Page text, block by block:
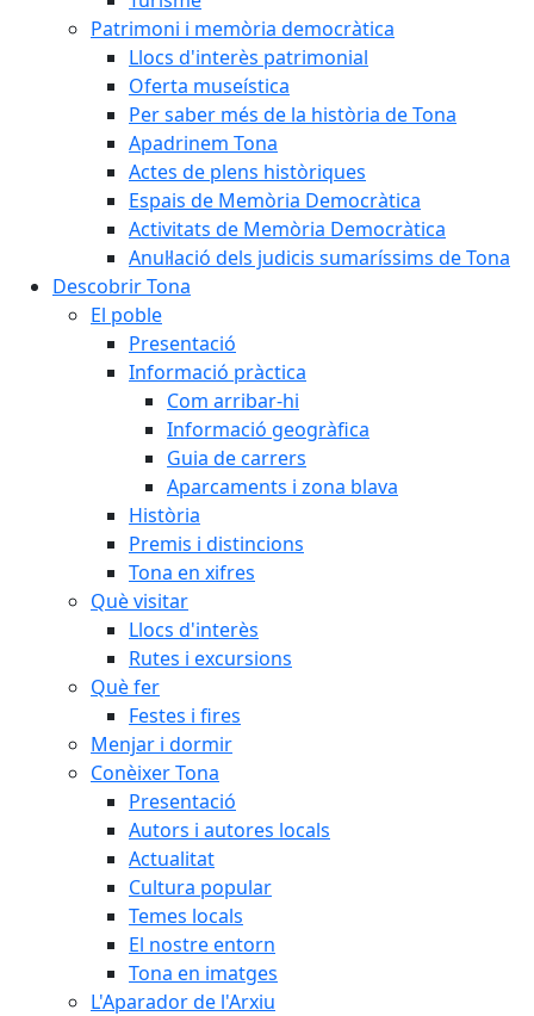
Patrimoni i memòria democràtica
Llocs d'interès patrimonial
Oferta museística
Per saber més de la història de Tona
Apadrinem Tona
Actes de plens històriques
Espais de Memòria Democràtica
Activitats de Memòria Democràtica
Anul·lació dels judicis sumaríssims de Tona
Descobrir Tona
El poble
Presentació
Informació pràctica
Com arribar-hi
Informació geogràfica
Guia de carrers
Aparcaments i zona blava
Història
Premis i distincions
Tona en xifres
Què visitar
Llocs d'interès
Rutes i excursions
Què fer
Festes i fires
Menjar i dormir
Conèixer Tona
Presentació
Autors i autores locals
Actualitat
Cultura popular
Temes locals
El nostre entorn
Tona en imatges
L'Aparador de l'Arxiu